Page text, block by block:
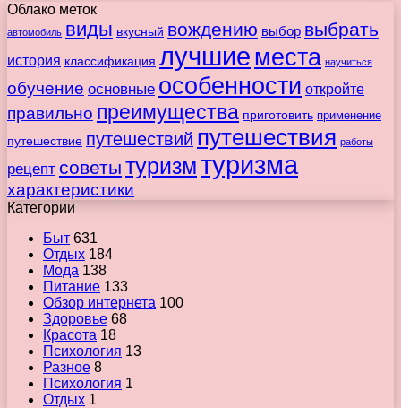
Облако меток
автомобиль виды вкусный вождению выбор выбрать
история классификация лучшиеместа научиться
обучение основные особенности откройте
правильно преимущества приготовить применение
путешествие путешествий путешествия работы
рецепт советы туризмтуризма
характеристики
Категории
Быт 631
Отдых 184
Мода 138
Питание 133
Обзор интернета 100
Здоровье 68
Красота 18
Психология 13
Разное 8
Психология 1
Отдых 1